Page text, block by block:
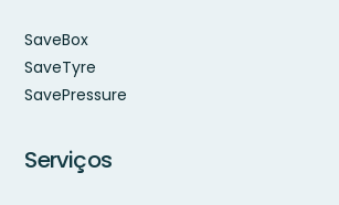
SaveBox
SaveTyre
SavePressure
Serviços